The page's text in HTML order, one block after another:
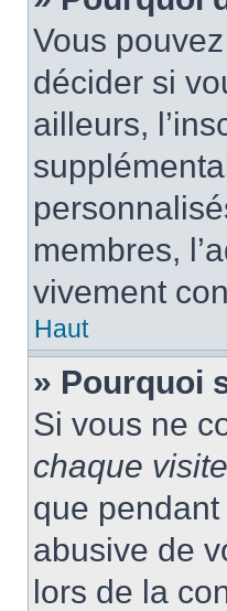
Vous
décider si
ailleurs,
membres,
vivement
Haut
» Pourquoi
Si vous ne
chaque visite
que
abusive de
lors de la